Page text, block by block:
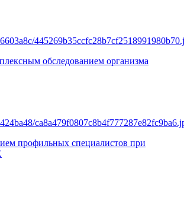
обследованием организма
профильных специалистов при